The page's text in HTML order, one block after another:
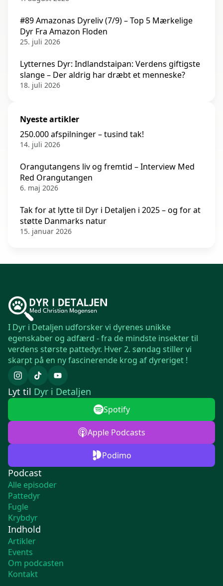
#89 Amazonas Dyreliv (7/9) – Top 5 Mærkelige
Dyr Fra Amazon Floden
25. juli 2026
Lytternes Dyr: Indlandstaipan: Verdens giftigste
slange – Der aldrig har dræbt et menneske?
18. juli 2026
Nyeste artikler
250.000 afspilninger – tusind tak!
14. juli 2026
Orangutangens liv og fremtid – Interview Med
Red Orangutangen
6. maj 2026
Tak for at lytte til Dyr i Detaljen i 2025 – og for at
støtte Danmarks natur
15. januar 2026
I Dyr i Detaljen udforsker vi dyrenes unikke
egenskaber og adfærd - fra de mindste insekter til
verdens største pattedyr. Hver 2. søndag stiller vi
skarpt på en ny fascinerende krog af dyreriget !
Podcast
Alle episoder
Pattedyr
Fugle
Krybdyr
Indhold
Artikler
Events
Om podcasten
Kontakt
Lyt til Dyr i Detaljen
Spotify
Apple Podcasts
Podimo